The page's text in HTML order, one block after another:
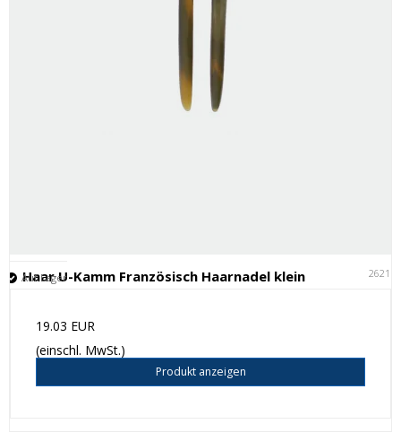
Haar U-Kamm Französisch Haarnadel klein 26211
Auf Lager
19.03 EUR
(einschl. MwSt.)
Produkt anzeigen